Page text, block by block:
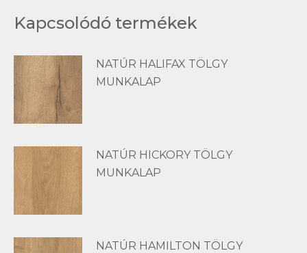
Kapcsolódó termékek
NATÚR HALIFAX TÖLGY
MUNKALAP
NATÚR HICKORY TÖLGY
MUNKALAP
NATÚR HAMILTON TÖLGY